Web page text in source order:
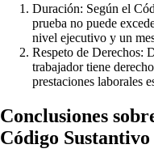
Duración: Según el
prueba no puede
nivel ejecutivo y un
Respeto de Derechos:
trabajador tiene
prestaciones laborales
Conclusiones
Código